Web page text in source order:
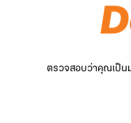
ตรวจสอบว่าคุณเป็น